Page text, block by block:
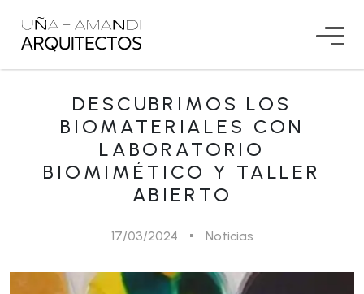
DESCUBRIMOS LOS
BIOMATERIALES CON
LABORATORIO
BIOMIMÉTICO Y TALLER
ABIERTO
17/03/2024 Noticias